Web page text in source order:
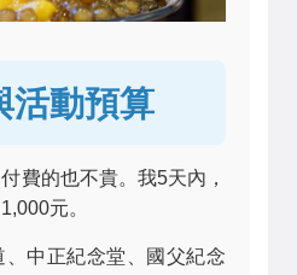
活動預算
費的也不貴。我5天內，
元。
中正紀念堂、國父紀念